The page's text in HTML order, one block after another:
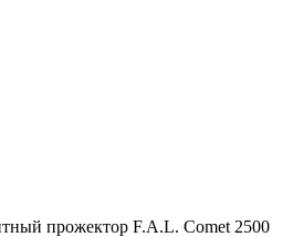
прожектор F.A.L. Comet 2500